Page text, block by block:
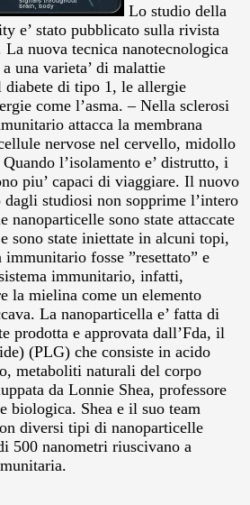
Lo studio della
e’ stato pubblicato sulla rivista
La nuova tecnica nanotecnologica
una varieta’ di malattie
di tipo 1, le allergie
come l’asma. – Nella sclerosi
attacca la membrana
nervose nel cervello, midollo
l’isolamento e’ distrutto, i
piu’ capaci di viaggiare. Il nuovo
dagli studiosi non sopprime l’intero
nanoparticelle sono state attaccate
sono state iniettate in alcuni topi,
fosse ”resettato” e
immunitario, infatti,
la mielina come un elemento
La nanoparticella e’ fatta di
prodotta e approvata dall’Fda, il
(PLG) che consiste in acido
metaboliti naturali del corpo
da Lonnie Shea, professore
biologica. Shea e il suo team
diversi tipi di nanoparticelle
500 nanometri riuscivano a